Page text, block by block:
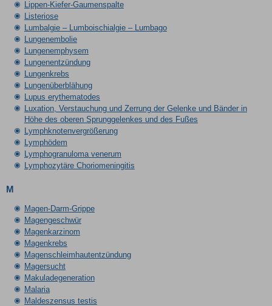
Lippen-Kiefer-Gaumenspalte
Listeriose
Lumbalgie – Lumboischialgie – Lumbago
Lungenembolie
Lungenemphysem
Lungenentzündung
Lungenkrebs
Lungenüberblähung
Lupus erythematodes
Luxation, Verstauchung und Zerrung der Gelenke und Bänder in
Höhe des oberen Sprunggelenkes und des Fußes
Lymphknotenvergrößerung
Lymphödem
Lymphogranuloma venerum
Lymphozytäre Choriomeningitis
M
Magen-Darm-Grippe
Magengeschwür
Magenkarzinom
Magenkrebs
Magenschleimhautentzündung
Magersucht
Makuladegeneration
Malaria
Maldeszensus testis